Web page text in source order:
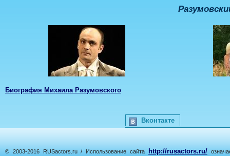
Биография Михаила Разумовского
Вконтакте
© 2003-2016 RUSactors.ru / Использование сайта http://rusactors.ru/